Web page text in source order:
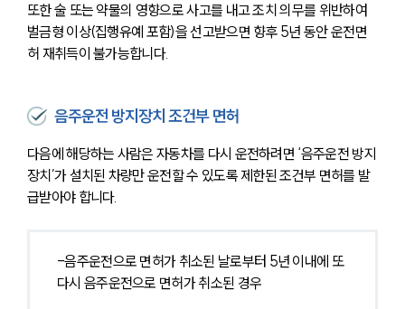
또한 술 또는 약물의 영향으로 사고를 내고 조치 의무를 위반하여
벌금형 이상(집행유예 포함)을 선고받으면 향후 5년 동안 운전면
허 재취득이 불가능합니다.
음주운전 방지장치 조건부 면허
다음에 해당하는 사람은 자동차를 다시 운전하려면 ‘음주운전 방지
장치’가 설치된 차량만 운전할 수 있도록 제한된 조건부 면허를 발
급받아야 합니다.
-음주운전으로 면허가 취소된 날로부터 5년 이내에 또
다시 음주운전으로 면허가 취소된 경우